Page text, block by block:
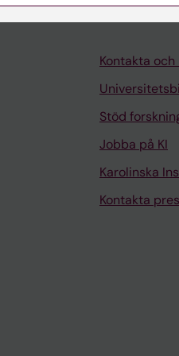
Kontakta och
Stöd
Jobba på KI
Karolinska
Kontakta